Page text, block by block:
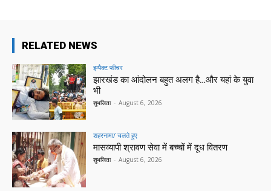
RELATED NEWS
इम्पैक्ट फीचर
झारखंड का आंदोलन बहुत अलग है…और यहां के युवा
भी
शुभजिता - August 6, 2026
शहरनामा/ चलते हुए
मासव्यापी श्रावण सेवा में बच्चों में दूध वितरण
शुभजिता - August 6, 2026